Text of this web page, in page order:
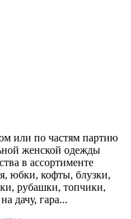
или по частям партию
женской одежды
в ассортименте
юбки, кофты, блузки,
рубашки, топчики,
дачу, гара...